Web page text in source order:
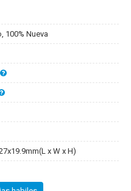
100% Nueva
x W x H)